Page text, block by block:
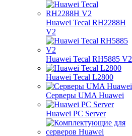
Huawei Tecal RH2288H
V2
Huawei Tecal RH5885 V2
Huawei Tecal L2800
Серверы UMA Huawei
Huawei PC Server